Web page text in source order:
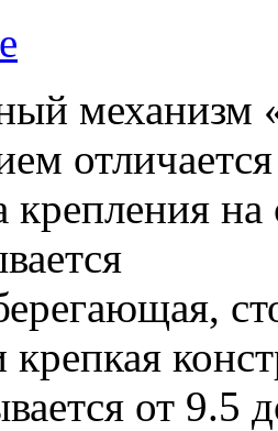
механизм
крепления на
крепкая
от 9.5